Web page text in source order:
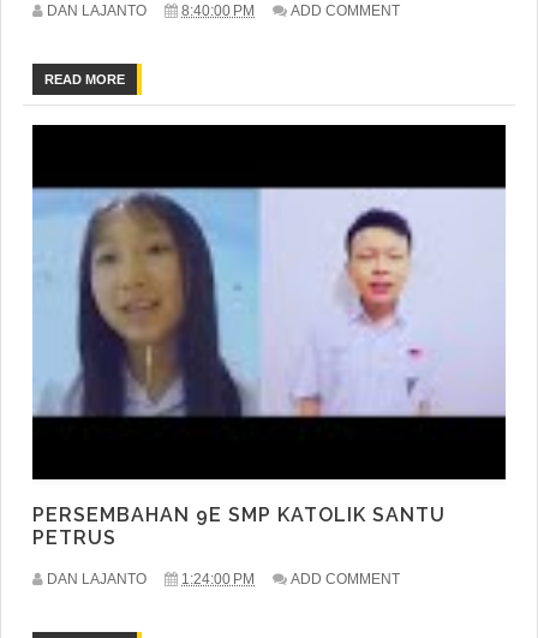
DAN LAJANTO 8:40:00 PM ADD COMMENT
READ MORE
PERSEMBAHAN 9E SMP KATOLIK SANTU
PETRUS
DAN LAJANTO 1:24:00 PM ADD COMMENT